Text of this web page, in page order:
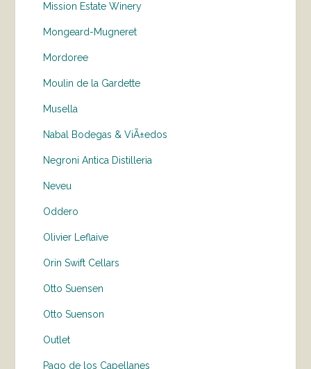
Mission Estate Winery
Mongeard-Mugneret
Mordoree
Moulin de la Gardette
Musella
Nabal Bodegas & ViÃ±edos
Negroni Antica Distilleria
Neveu
Oddero
Olivier Leflaive
Orin Swift Cellars
Otto Suensen
Otto Suenson
Outlet
Pago de los Capellanes